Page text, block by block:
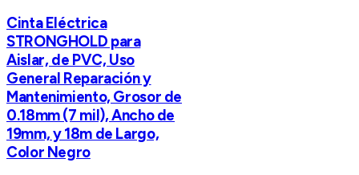
Cinta Eléctrica
STRONGHOLD para
Aislar, de PVC, Uso
General Reparación y
Mantenimiento, Grosor de
0.18mm (7 mil), Ancho de
19mm, y 18m de Largo,
Color Negro